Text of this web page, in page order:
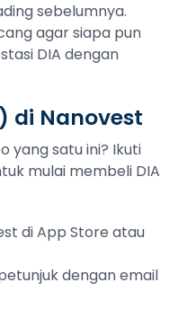
sebelumnya.
agar siapa pun
DIA dengan
di Nanovest
yang satu ini? Ikuti
mulai membeli DIA
di App Store atau
dengan email